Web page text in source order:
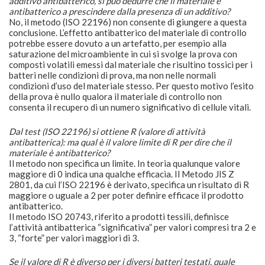
antibatterico a prescindere dalla presenza di un additivo?
No, il metodo (ISO 22196) non consente di giungere a questa
conclusione. L’effetto antibatterico del materiale di controllo
potrebbe essere dovuto a un artefatto, per esempio alla
saturazione del microambiente in cui si svolge la prova con
composti volatili emessi dal materiale che risultino tossici per i
batteri nelle condizioni di prova, ma non nelle normali
condizioni d’uso del materiale stesso. Per questo motivo l’esito
della prova è nullo qualora il materiale di controllo non
consenta il recupero di un numero significativo di cellule vitali.
Dal test (ISO 22196) si ottiene R (valore di attività
antibatterica): ma qual è il valore limite di R per dire che il
materiale è antibatterico?
Il metodo non specifica un limite. In teoria qualunque valore
maggiore di 0 indica una qualche efficacia. Il Metodo JIS Z
2801, da cui l’ISO 22196 è derivato, specifica un risultato di R
maggiore o uguale a 2 per poter definire efficace il prodotto
antibatterico.
Il metodo ISO 20743, riferito a prodotti tessili, definisce
l’attività antibatterica “significativa” per valori compresi tra 2 e
3, “forte” per valori maggiori di 3.
Se il valore di R è diverso per i diversi batteri testati, quale